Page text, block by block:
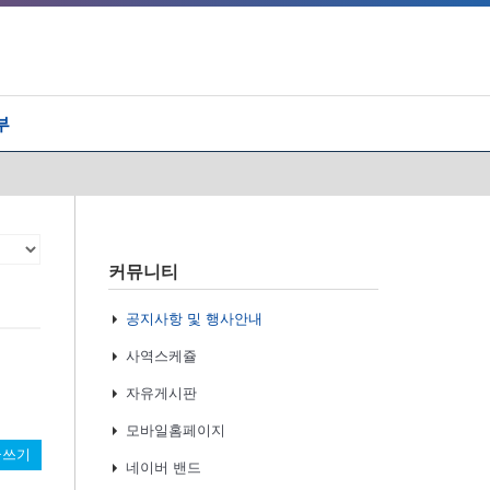
기
커뮤니티
공지사항 및 행사안내
사역스케쥴
자유게시판
모바일홈페이지
네이버 밴드